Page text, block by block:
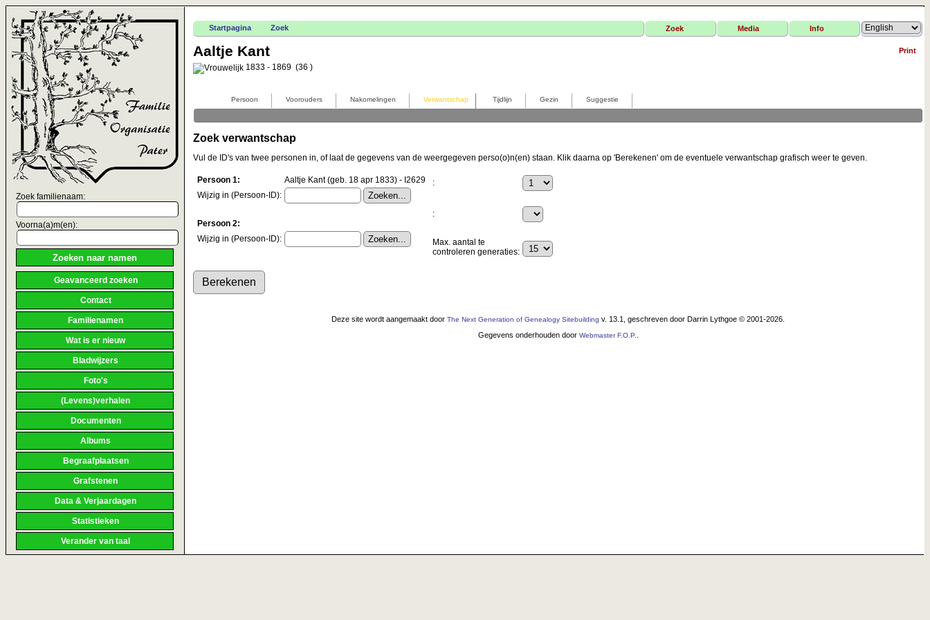
Zoek familienaam:
Voorna(a)m(en):
Geavanceerd zoeken
Contact
Familienamen
Wat is er nieuw
Bladwijzers
Foto's
(Levens)verhalen
Documenten
Albums
Begraafplaatsen
Grafstenen
Data & Verjaardagen
Statistieken
Verander van taal
Startpagina Zoek Zoek Media Info
Print
Aaltje Kant
1833 - 1869 (36 )
Persoon Voorouders Nakomelingen Verwantschap Tijdlijn Gezin Suggestie
Zoek verwantschap
Vul de ID's van twee personen in, of laat de gegevens van de weergegeven perso(o)n(en) staan. Klik daarna op 'Berekenen' om de eventuele verwantschap grafisch weer te geven.
Persoon 1:
Aaltje Kant (geb. 18 apr 1833) - I2629
Wijzig in (Persoon-ID):
Persoon 2:
Wijzig in (Persoon-ID):
:
:
Max. aantal te
controleren generaties:
Deze site wordt aangemaakt door The Next Generation of Genealogy Sitebuilding v. 13.1, geschreven door Darrin Lythgoe © 2001-2026.
Gegevens onderhouden door Webmaster F.O.P.